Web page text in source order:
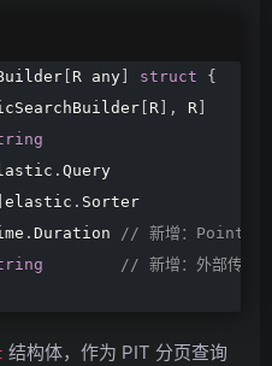
R any struct
{
R , R
. Query
elastic . Sorter
. Duration // 新增：Point-
// 新增：外部传入/
结构体，作为 PIT 分页查询